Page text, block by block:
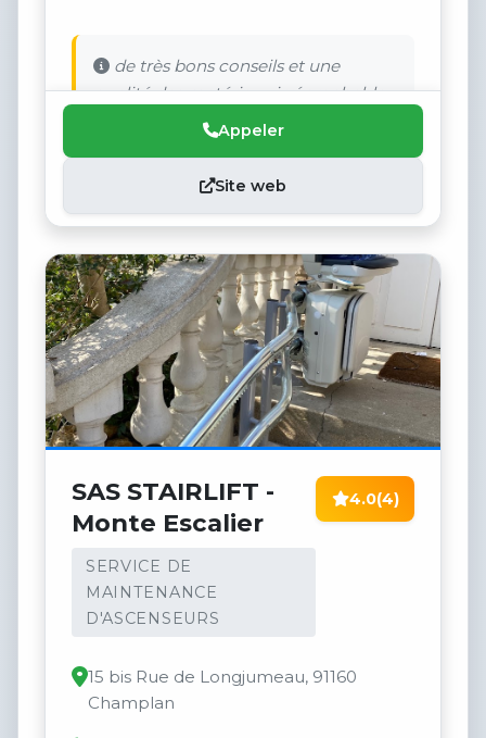
de très bons conseils et une
qualité des matériaux irréprochable.
Appeler
Site web
SAS STAIRLIFT -
Monte Escalier
SERVICE DE
MAINTENANCE
D'ASCENSEURS
4.0(4)
15 bis Rue de Longjumeau, 91160
Champlan